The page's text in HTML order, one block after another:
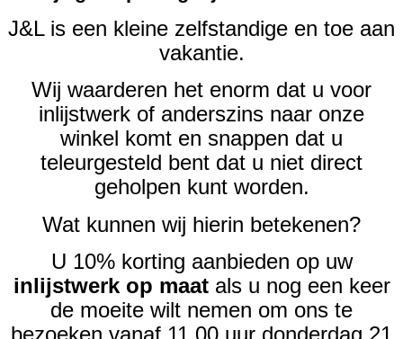
J&L is een kleine zelfstandige en toe aan
vakantie.
Wij waarderen het enorm dat u voor
inlijstwerk of anderszins naar onze
winkel komt en snappen dat u
teleurgesteld bent dat u niet direct
geholpen kunt worden.
Wat kunnen wij hierin betekenen?
U 10% korting aanbieden op uw
inlijstwerk op maatals u nog een keer
de moeite wilt nemen om ons te